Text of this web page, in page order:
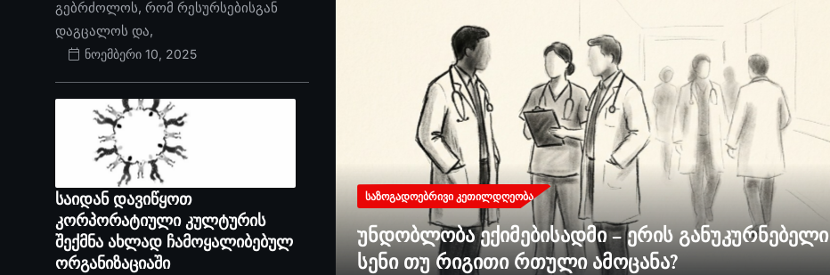
გებრძოლოს, რომ რესურსებისგან
დაგცალოს და,
ნოემბერი 10, 2025
საიდან დავიწყოთ
კორპორატიული კულტურის
შექმნა ახლად ჩამოყალიბებულ
ორგანიზაციაში
ᲡᲐᲖᲝᲒᲐᲓᲝᲔᲑᲠᲘᲕᲘ ᲙᲔᲗᲘᲚᲓᲦᲔᲝᲑᲐ
უნდობლობა ექიმებისადმი – ერის განუკურნებელი
სენი თუ რიგითი რთული ამოცანა?